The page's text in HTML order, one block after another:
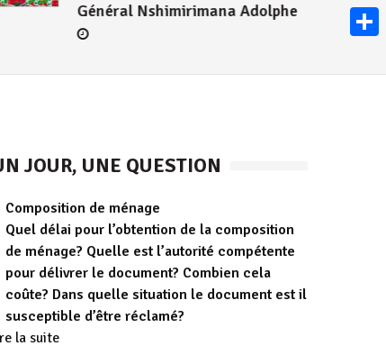
Général Nshimirimana Adolphe
JOUR, UNE QUESTION
Composition de ménage
Quel délai pour l’obtention de la composition
de ménage? Quelle est l’autorité compétente
pour délivrer le document? Combien cela
coûte? Dans quelle situation le document est il
susceptible d’être réclamé?
la suite